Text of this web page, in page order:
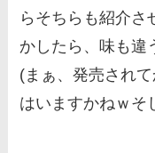
らそちらも紹介さ
かしたら、味も違
(まぁ、発売され
はいますかねｗ